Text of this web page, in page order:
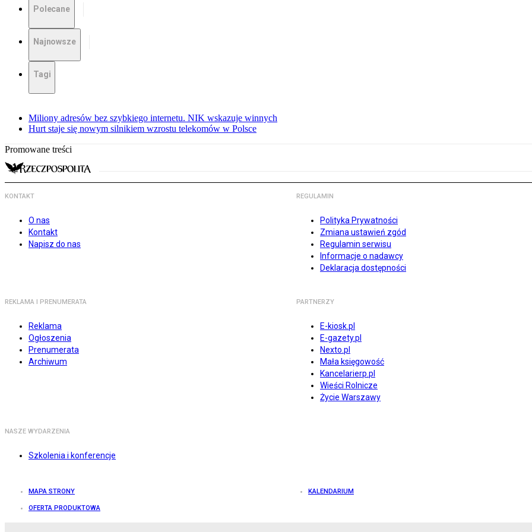
Polecane
Najnowsze
Tagi
Miliony adresów bez szybkiego internetu. NIK wskazuje winnych
Hurt staje się nowym silnikiem wzrostu telekomów w Polsce
Promowane treści
KONTAKT
O nas
Kontakt
Napisz do nas
REGULAMIN
Polityka Prywatności
Zmiana ustawień zgód
Regulamin serwisu
Informacje o nadawcy
Deklaracja dostępności
REKLAMA I PRENUMERATA
Reklama
Ogłoszenia
Prenumerata
Archiwum
PARTNERZY
E-kiosk.pl
E-gazety.pl
Nexto.pl
Mała księgowość
Kancelarierp.pl
Wieści Rolnicze
Życie Warszawy
NASZE WYDARZENIA
Szkolenia i konferencje
MAPA STRONY KALENDARIUM
OFERTA PRODUKTOWA